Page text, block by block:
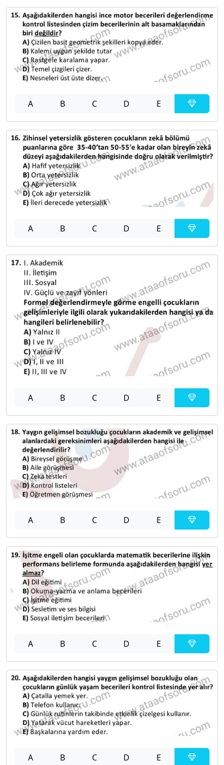
A B C D E
A B C D E
A B C D E
A B C D E
A B C D E
A B C D E